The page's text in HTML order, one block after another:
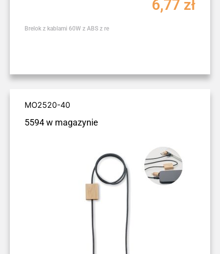
6,77 zł
Brelok z kablami 60W z ABS z re
MO2520-40
5594 w magazynie